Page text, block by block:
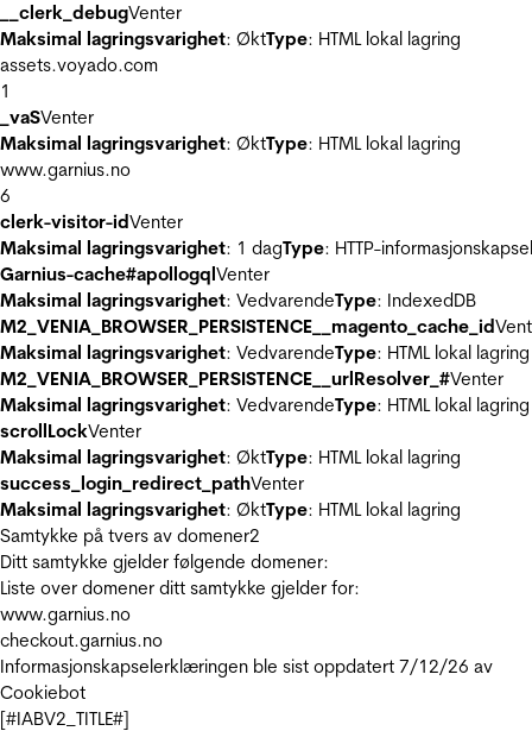
__clerk_debugVenter
Maksimal lagringsvarighet: ØktType: HTML lokal lagring
assets.voyado.com
1
_vaSVenter
Maksimal lagringsvarighet: ØktType: HTML lokal lagring
www.garnius.no
6
clerk-visitor-idVenter
Maksimal lagringsvarighet: 1 dagType: HTTP-informasjonskapsel
Garnius-cache#apollogqlVenter
Maksimal lagringsvarighet: VedvarendeType: IndexedDB
M2_VENIA_BROWSER_PERSISTENCE__magento_cache_id
Maksimal lagringsvarighet: VedvarendeType: HTML lokal lagring
M2_VENIA_BROWSER_PERSISTENCE__urlResolver_#Venter
Maksimal lagringsvarighet: VedvarendeType: HTML lokal lagring
scrollLockVenter
Maksimal lagringsvarighet: ØktType: HTML lokal lagring
success_login_redirect_pathVenter
Maksimal lagringsvarighet: ØktType: HTML lokal lagring
Samtykke på tvers av domener2
Ditt samtykke gjelder følgende domener:
Liste over domener ditt samtykke gjelder for:
www.garnius.no
checkout.garnius.no
Informasjonskapselerklæringen ble sist oppdatert 7/12/26 av
Cookiebot
[#IABV2_TITLE#]